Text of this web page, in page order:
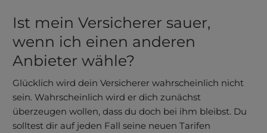
Ist mein Ver­sicherer sauer,
wenn ich einen anderen
Anbieter wähle?
Glücklich wird dein Versicherer wahrscheinlich nicht
sein. Wahrscheinlich wird er dich zunächst
überzeugen wollen, dass du doch bei ihm bleibst. Du
solltest dir auf jeden Fall seine neuen Tarifen